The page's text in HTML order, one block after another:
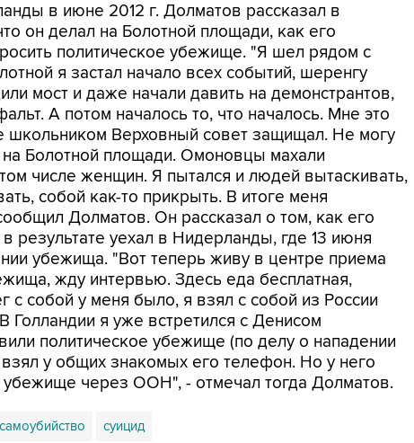
в июне 2012 г. Долматов рассказал в
он делал на Болотной площади, как его
политическое убежище. "Я шел рядом с
я застал начало всех событий, шеренгу
мост и даже начали давить на демонстрантов,
А потом началось то, что началось. Мне это
школьником Верховный совет защищал. Не могу
Болотной площади. Омоновцы махали
числе женщин. Я пытался и людей вытаскивать,
собой как-то прикрыть. В итоге меня
Долматов. Он рассказал о том, как его
результате уехал в Нидерланды, где 13 июня
убежища. "Вот теперь живу в центре приема
жду интервью. Здесь еда бесплатная,
с собой у меня было, я взял с собой из России
Голландии я уже встретился с Денисом
политическое убежище (по делу о нападении
у общих знакомых его телефон. Но у него
убежище через ООН", - отмечал тогда Долматов.
самоубийство суицид